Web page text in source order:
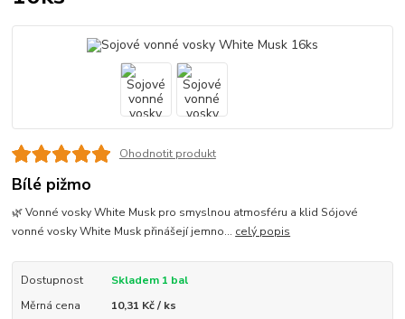
Ohodnotit produkt
Bílé pižmo
🌿 Vonné vosky White Musk pro smyslnou atmosféru a klid Sójové
vonné vosky White Musk přinášejí jemno... celý popis
Dostupnost
Skladem 1 bal
Měrná cena
10,31 Kč / ks